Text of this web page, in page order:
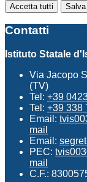
Accetta tutti
Contatti
Istituto Statale
Via Jacopo
(TV)
Tel: +39
Tel: +39 338
Email:
mail
Email:
PEC:
mail
C.F.: